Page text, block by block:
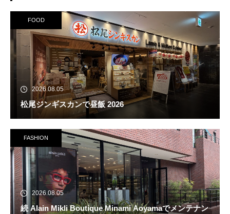
FOOD
2026.08.05
松尾ジンギスカンで昼飯 2026
FASHION
2026.08.05
続 Alain Mikli Boutique Minami Aoyamaでメンテナン